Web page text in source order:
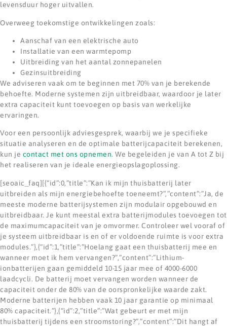
levensduur hoger uitvallen.
Overweeg toekomstige ontwikkelingen zoals:
Aanschaf van een elektrische auto
Installatie van een warmtepomp
Uitbreiding van het aantal zonnepanelen
Gezinsuitbreiding
We adviseren vaak om te beginnen met 70% van je berekende
behoefte. Moderne systemen zijn uitbreidbaar, waardoor je later
extra capaciteit kunt toevoegen op basis van werkelijke
ervaringen.
Voor een persoonlijk adviesgesprek, waarbij we je specifieke
situatie analyseren en de optimale batterijcapaciteit berekenen,
kun je contact met ons opnemen. We begeleiden je van A tot Z bij
het realiseren van je ideale energieopslagoplossing.
[seoaic_faq][{“id”:0,”title”:”Kan ik mijn thuisbatterij later
uitbreiden als mijn energiebehoefte toeneemt?”,”content”:”Ja, de
meeste moderne batterijsystemen zijn modulair opgebouwd en
uitbreidbaar. Je kunt meestal extra batterijmodules toevoegen tot
de maximumcapaciteit van je omvormer. Controleer wel vooraf of
je systeem uitbreidbaar is en of er voldoende ruimte is voor extra
modules.”},{“id”:1,”title”:”Hoelang gaat een thuisbatterij mee en
wanneer moet ik hem vervangen?”,”content”:”Lithium-
ionbatterijen gaan gemiddeld 10-15 jaar mee of 4000-6000
laadcycli. De batterij moet vervangen worden wanneer de
capaciteit onder de 80% van de oorspronkelijke waarde zakt.
Moderne batterijen hebben vaak 10 jaar garantie op minimaal
80% capaciteit.”},{“id”:2,”title”:”Wat gebeurt er met mijn
thuisbatterij tijdens een stroomstoring?”,”content”:”Dit hangt af